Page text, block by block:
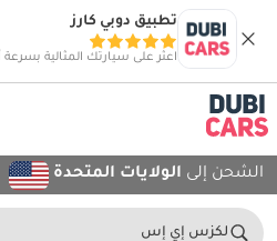
تطبيق دوبي كارز
اعثر على سيارتك المثالية بسرعة
الشحن إلى الولايات المتحدة
لكزس إي إس